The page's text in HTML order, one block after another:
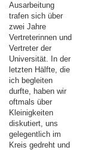
Ausarbeitung
trafen sich über
zwei Jahre
Vertreterinnen und
Vertreter der
Universität. In der
letzten Hälfte, die
ich begleiten
durfte, haben wir
oftmals über
Kleinigkeiten
diskutiert, uns
gelegentlich im
Kreis gedreht und